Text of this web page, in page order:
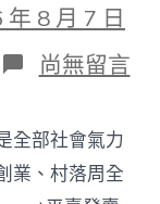
年 8 月 7 日
在
〈為
落
財
產
復
尚無留言
全部社會氣力
業、村落周全